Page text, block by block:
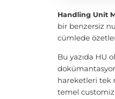
Handling Unit
bir benzersiz
cümlede
Bu yazıda HU
hareketleri tek
temel